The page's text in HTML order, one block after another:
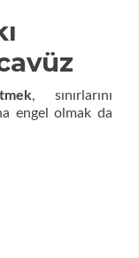
, sınırlarını
engel olmak da